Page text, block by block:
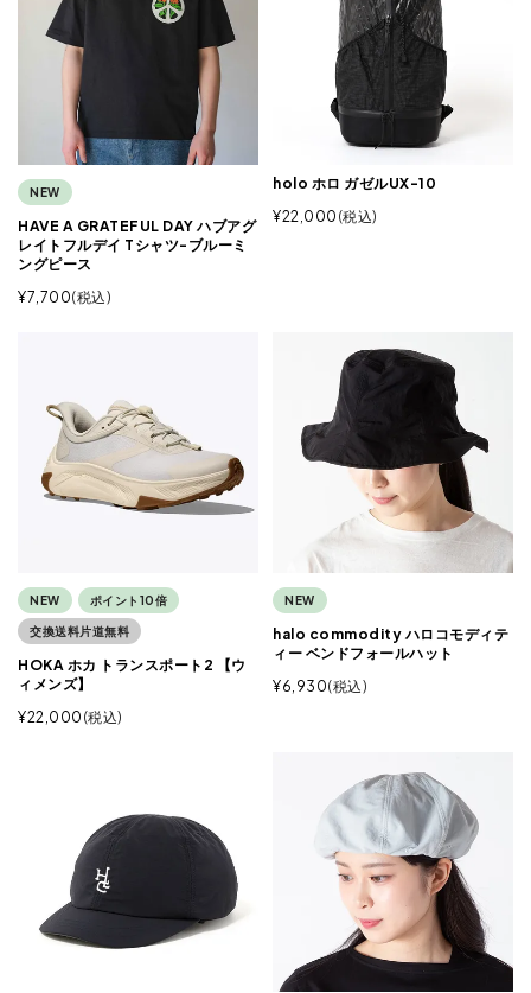
NEW
HAVE A GRATEFUL DAY ハブアグ
レイトフルデイ Tシャツ-ブルーミ
ングピース
¥7,700 税込
holo ホロ ガゼルUX-10
¥22,000 税込
NEW ポイント10倍
交換送料片道無料
HOKA ホカ トランスポート2 【ウ
ィメンズ】
¥22,000 税込
NEW
halo commodity ハロコモディテ
ィー ベンドフォールハット
¥6,930 税込